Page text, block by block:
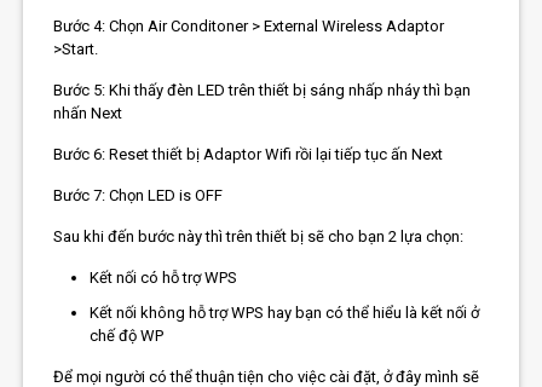
Bước 4: Chọn Air Conditoner > External Wireless Adaptor
>Start.
Bước 5: Khi thấy đèn LED trên thiết bị sáng nhấp nháy thì bạn
nhấn Next
Bước 6: Reset thiết bị Adaptor Wifi rồi lại tiếp tục ấn Next
Bước 7: Chọn LED is OFF
Sau khi đến bước này thì trên thiết bị sẽ cho bạn 2 lựa chọn:
Kết nối có hỗ trợ WPS
Kết nối không hỗ trợ WPS hay bạn có thể hiểu là kết nối ở
chế độ WP
Để mọi người có thể thuận tiện cho việc cài đặt, ở đây mình sẽ